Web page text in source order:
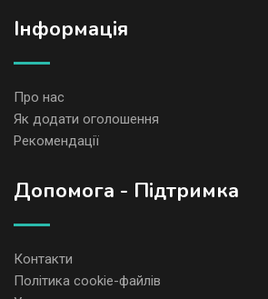
Iнформація
Про нас
Як додати оголошення
Рекомендації
Допомога - Підтримка
Контакти
Політика cookie-файлів